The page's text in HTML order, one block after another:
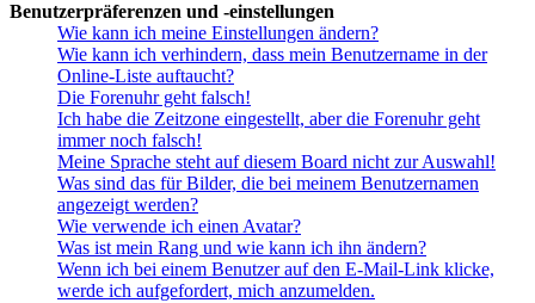
Benutzerpräferenzen und -einstellungen
Wie kann ich meine Einstellungen ändern?
Wie kann ich verhindern, dass mein Benutzername in der
Online-Liste auftaucht?
Die Forenuhr geht falsch!
Ich habe die Zeitzone eingestellt, aber die Forenuhr geht
immer noch falsch!
Meine Sprache steht auf diesem Board nicht zur Auswahl!
Was sind das für Bilder, die bei meinem Benutzernamen
angezeigt werden?
Wie verwende ich einen Avatar?
Was ist mein Rang und wie kann ich ihn ändern?
Wenn ich bei einem Benutzer auf den E-Mail-Link klicke,
werde ich aufgefordert, mich anzumelden.